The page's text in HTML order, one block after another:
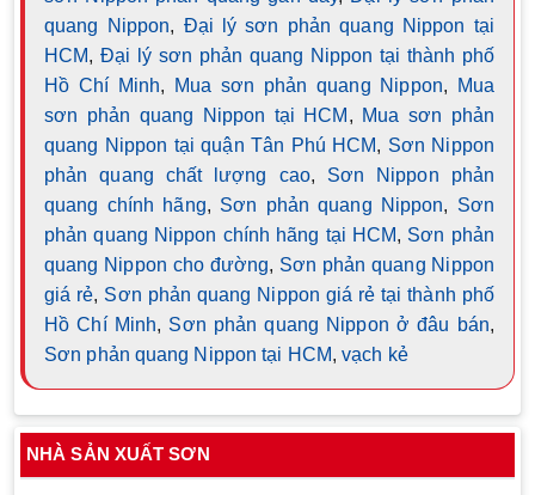
quang Nippon, Đại lý sơn phản quang Nippon tại
HCM, Đại lý sơn phản quang Nippon tại thành phố
Hồ Chí Minh, Mua sơn phản quang Nippon,
Mua
sơn phản quang Nippon tại HCM , Mua sơn phản
quang Nippon tại quận Tân Phú HCM, Sơn Nippon
phản quang chất lượng cao, Sơn Nippon phản
quang chính hãng, Sơn phản quang Nippon, Sơn
phản quang Nippon chính hãng tại HCM, Sơn phản
quang Nippon cho đường, Sơn phản quang Nippon
giá rẻ, Sơn phản quang Nippon giá rẻ tại thành phố
Hồ Chí Minh, Sơn phản quang Nippon ở đâu bán,
Sơn phản quang Nippon tại HCM,vạch kẻ
NHÀ SẢN XUẤT SƠN